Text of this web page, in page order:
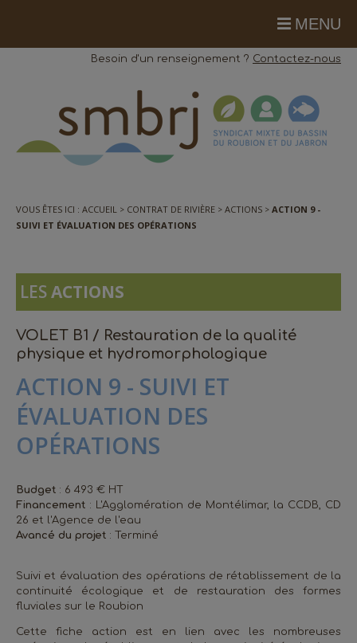
Besoin d'un renseignement ? Contactez-nous
VOUS ÊTES ICI : ACCUEIL CONTRAT DE RIVIÈRE ACTIONS
ACTION 9 -
SUIVI ET ÉVALUATION DES OPÉRATIONS
LESACTIONS
VOLET B1 / Restauration de la qualité
physique et hydromorphologique
ACTION 9 - SUIVI ET
ÉVALUATION DES
OPÉRATIONS
Budget : 6 493 € HT
Financement : L'Agglomération de Montélimar, la CCDB, CD
26 et l'Agence de l'eau
Avancé du projet : Terminé
Suivi et évaluation des opérations de rétablissement de la
continuité écologique et de restauration des formes
fluviales sur le Roubion
Cette fiche action est en lien avec les nombreuses
MENU